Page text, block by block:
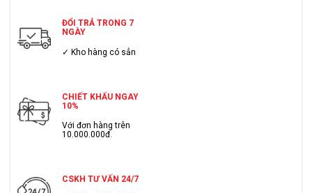
ĐỔI TRẢ TRONG 7
NGÀY
✓ Kho hàng có sẳn
CHIẾT KHẤU NGAY
10%
Với đơn hàng trên
10.000.000đ.
CSKH TƯ VẤN 24/7